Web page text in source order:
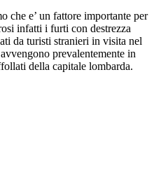
che e’ un fattore importante per
infatti i furti con destrezza
da turisti stranieri in visita nel
prevalentemente in
della capitale lombarda.